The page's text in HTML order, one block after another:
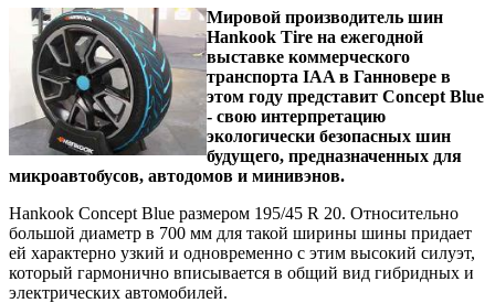
Мировой производитель шин
Hankook Tire на ежегодной
выставке коммерческого
транспорта IAA в Ганновере в
этом году представит Concept Blue
- свою интерпретацию
экологически безопасных шин
будущего, предназначенных для
микроавтобусов, автодомов и минивэнов.
Hankook Concept Blue размером 195/45 R 20. Относительно
большой диаметр в 700 мм для такой ширины шины придает
ей характерно узкий и одновременно с этим высокий силуэт,
который гармонично вписывается в общий вид гибридных и
электрических автомобилей.